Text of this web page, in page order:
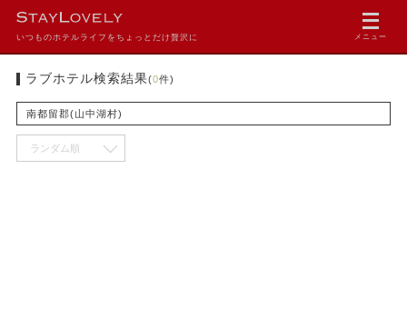
いつものホテルライフをちょっとだけ贅沢に メニュー
ラブホテル検索結果(0件)
南都留郡(山中湖村)